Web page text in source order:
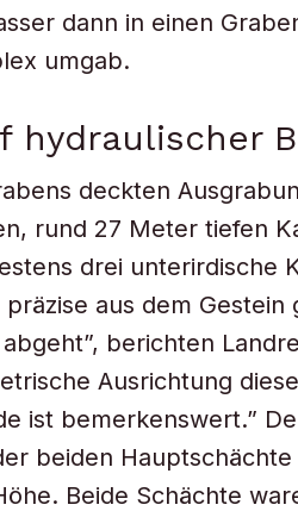
dann in einen
umgab.
hydraulischer
deckten
rund 27 Meter tiefen
drei unterirdische
aus dem Gestein
berichten
Ausrichtung
ist bemerkenswert.”
beiden
Beide Schächte